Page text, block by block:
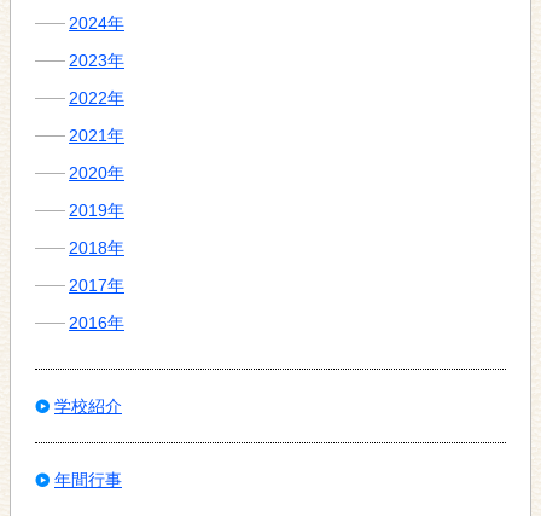
2024年
2023年
2022年
2021年
2020年
2019年
2018年
2017年
2016年
学校紹介
年間行事